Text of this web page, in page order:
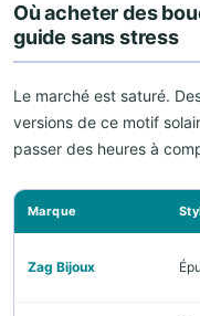
Où acheter des
guide sans stress
Le marché est saturé.
versions de ce motif
passer des heures à
Marque
Zag Bijoux